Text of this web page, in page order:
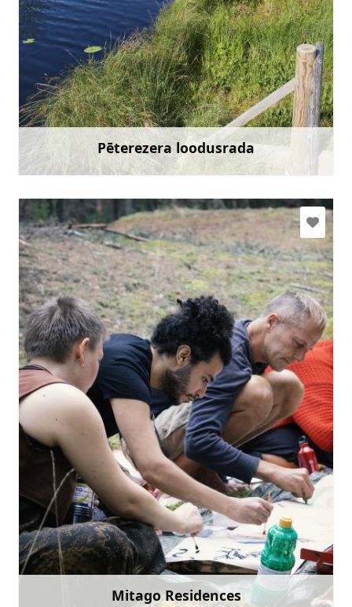
Pēterezera loodusrada
slitere@daba.gov.lv
+371 67800389
Mine
Rohkem teavet
Mitago Residences
fafilma@fafilma.lv
+371 26995300
Mine